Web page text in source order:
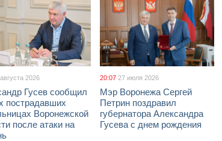
2026
Гусев сообщил
пострадавших
Воронежской
после атаки на
20:07 27 июля 2026
Мэр Воронежа Сергей
Петрин поздравил
губернатора Александра
Гусева с днем рождения